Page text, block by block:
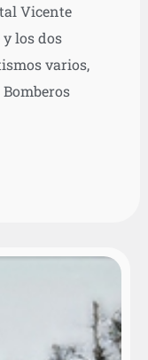
Vicente
los dos
varios,